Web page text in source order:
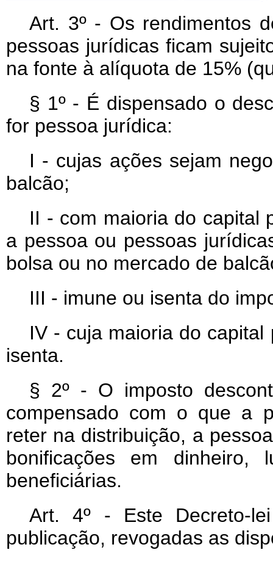
Art. 3º - Os rendimentos
pessoas jurídicas ficam
na fonte à alíquota de 15%
§ 1º - É dispensado o
for pessoa jurídica:
I - cujas ações sejam
balcão;
II - com maioria do capital
a pessoa ou pessoas
bolsa ou no mercado de
III - imune ou isenta do
IV - cuja maioria do
isenta.
§ 2º - O imposto
compensado com o que a
reter na distribuição, a
bonificações em dinheiro,
beneficiárias.
Art. 4º - Este Decreto-
publicação, revogadas as